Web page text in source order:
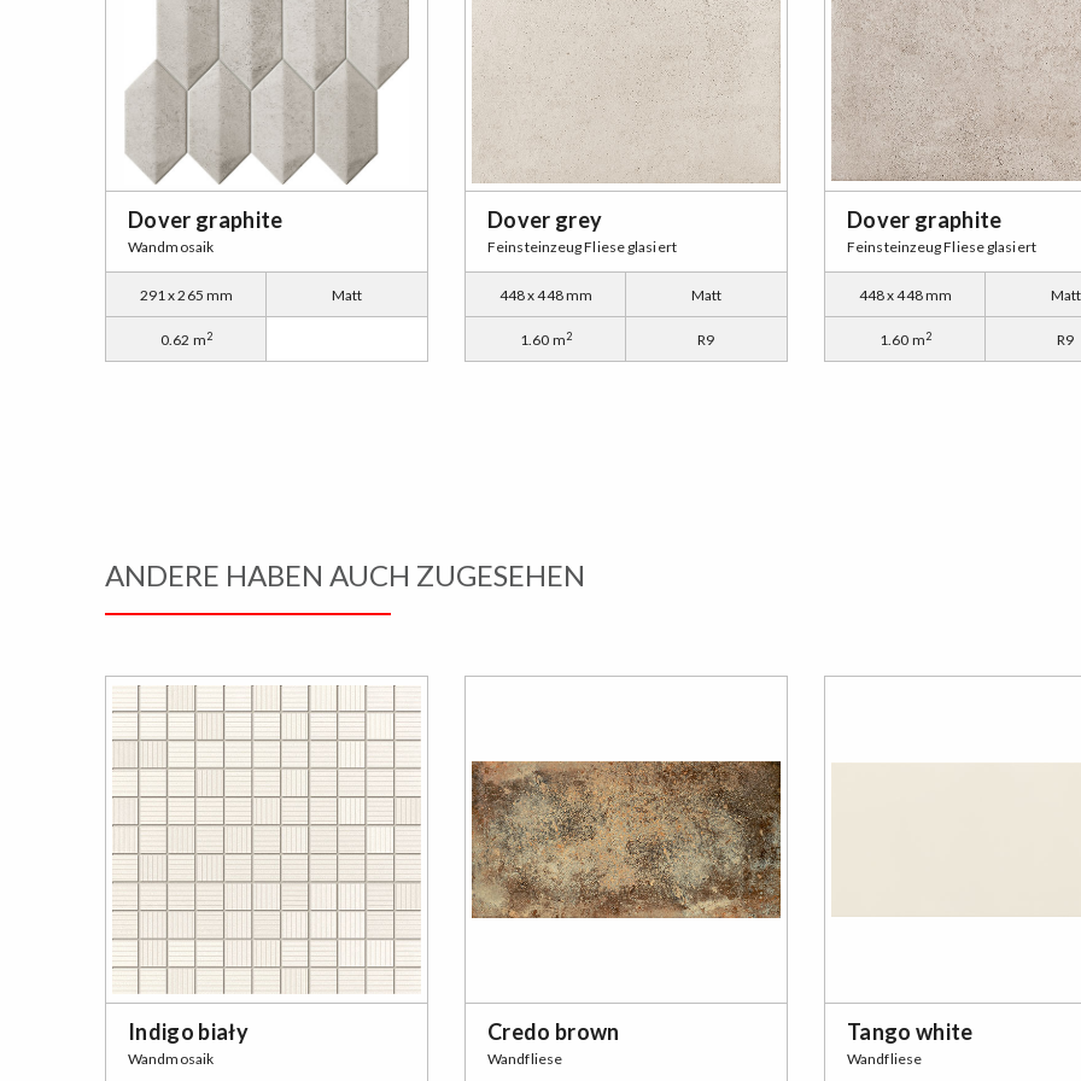
Dover graphite
Wandmosaik
291 x 265 mm Matt
0.62 m2
Dover grey
Feinsteinzeug Fliese glasiert
448 x 448 mm Matt
1.60 m2 R9
Dover graphite
Feinsteinzeug Fliese glasiert
448 x 448 mm Matt
1.60 m2 R9
ANDERE HABEN AUCH ZUGESEHEN
Indigo biały
Wandmosaik
Credo brown
Wandfliese
Tango white
Wandfliese